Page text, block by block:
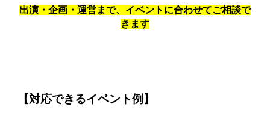
出演・企画・運営まで、イベントに合わせてご相談で
きます
【対応できるイベント例】